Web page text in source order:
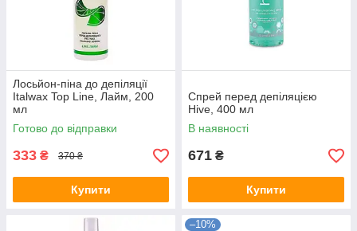
Лосьйон-піна до депіляції
Italwax Top Line, Лайм, 200
мл
Готово до відправки
333 ₴ 370 ₴
Купити
Спрей перед депіляцією
Hive, 400 мл
В наявності
671 ₴
Купити
–10%